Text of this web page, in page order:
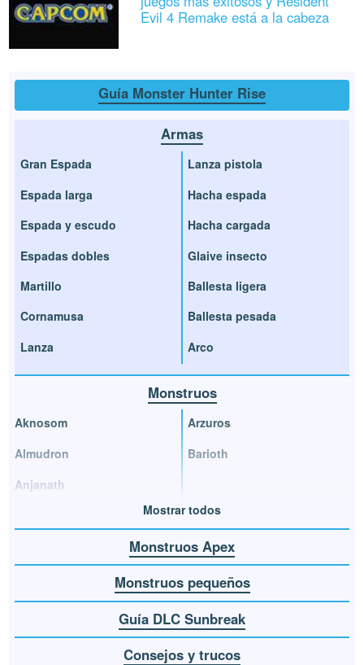
Evil 4 Remake está a la cabeza
Guía Monster Hunter Rise
Armas
Gran Espada
Espada larga
Espada y escudo
Espadas dobles
Martillo
Cornamusa
Lanza
Lanza pistola
Hacha espada
Hacha cargada
Glaive insecto
Ballesta ligera
Ballesta pesada
Arco
Monstruos
Aknosom
Almudron
Anjanath
Arzuros
Barioth
Mostrar todos
Monstruos Apex
Monstruos pequeños
Guía DLC Sunbreak
Consejos y trucos